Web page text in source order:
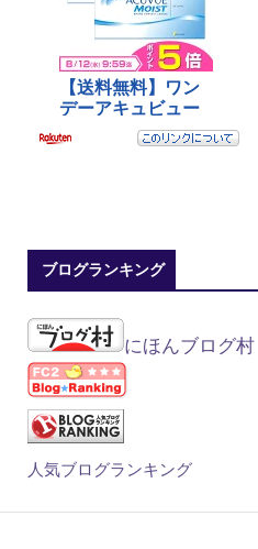
ブログランキング
にほんブログ村
人気ブログランキング